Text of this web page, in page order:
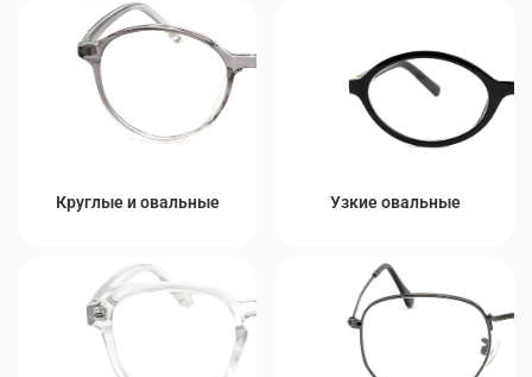
Круглые и овальные Узкие овальные